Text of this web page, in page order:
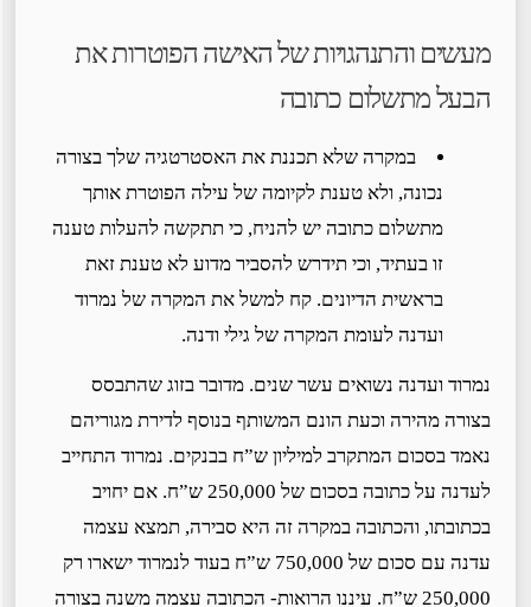
מעשים והתנהגויות של האישה הפוטרות את
הבעל מתשלום כתובה
במקרה שלא תכננת את האסטרטגיה שלך בצורה
נכונה, ולא טענת לקיומה של עילה הפוטרת אותך
מתשלום כתובה יש להניח, כי תתקשה להעלות טענה
זו בעתיד, וכי תידרש להסביר מדוע לא טענת זאת
בראשית הדיונים. קח למשל את המקרה של נמרוד
ועדנה לעומת המקרה של גילי ודנה.
נמרוד ועדנה נשואים עשר שנים. מדובר בזוג שהתבסס
בצורה מהירה וכעת הונם המשותף בנוסף לדירת מגוריהם
נאמד בסכום המתקרב למיליון ש”ח בבנקים. נמרוד התחייב
לעדנה על כתובה בסכום של 250,000 ש”ח. אם יחויב
בכתובתו, והכתובה במקרה זה היא סבירה, תמצא עצמה
עדנה עם סכום של 750,000 ש”ח בעוד לנמרוד ישארו רק
250,000 ש”ח. עיננו הרואות- הכתובה עצמה משנה בצורה